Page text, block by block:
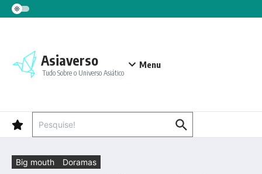
Ir para o conteúdo
Asiaverso
Tudo Sobre o Universo Asiático
Menu
Big mouth Doramas